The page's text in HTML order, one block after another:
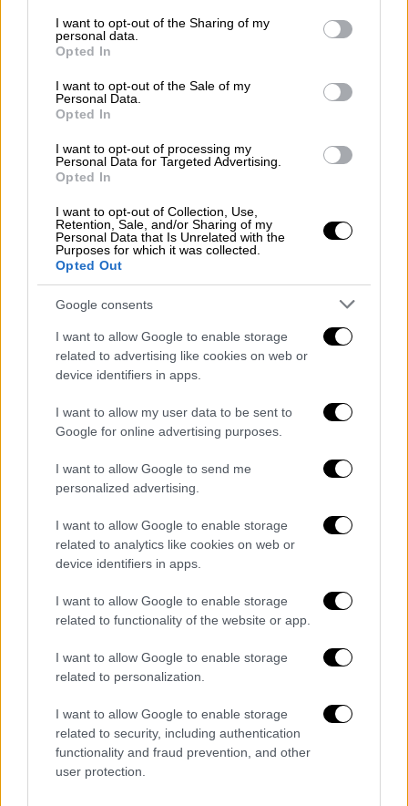
not limited to your visit or usage behaviour. You may click to
grant or deny consent to Google and its third-party tags to
use your data for below specified purposes in below Google
consent section.
I want to opt-out of the Sharing of my
personal data.
Opted In
I want to opt-out of the Sale of my
Personal Data.
Opted In
I want to opt-out of processing my
Personal Data for Targeted Advertising.
Opted In
I want to opt-out of Collection, Use,
Retention, Sale, and/or Sharing of my
Personal Data that Is Unrelated with the
Purposes for which it was collected.
Opted Out
Google consents
I want to allow Google to enable storage
related to advertising like cookies on web or
device identifiers in apps.
I want to allow my user data to be sent to
Google for online advertising purposes.
I want to allow Google to send me
personalized advertising.
I want to allow Google to enable storage
related to analytics like cookies on web or
device identifiers in apps.
I want to allow Google to enable storage
related to functionality of the website or app.
I want to allow Google to enable storage
related to personalization.
I want to allow Google to enable storage
related to security, including authentication
functionality and fraud prevention, and other
user protection.
θέση και να παλέψουμε για τη δεύτερη.
Πρέπει να πάμε όμως βήμα βήμα. Αν
προσπαθήσεις να βελτιωθείς άμεσα τότε
μπορείς να σκοντάψεις», είπε ο Ισπανός
τεχνικός κατά την καθιερωμένη συνέντευξη
στη Nova.
Ο Χιμένεθ δεν έδωσε μεγάλη σημασία στο
χθεσινό (14/2, 2-2) ματς του Ολυμπιακού με
την Ντινάμο Κιέβου. «Αυτό τώρα είναι
παρελθόν. Ο Ολυμπιακός πάντα είχε καλούς
παίκτες και έχει καλό προπονητή. Οπότε θα
είναι ένα δύσκολο παιχνίδι. Εμείς έχουμε τις
δικές μας αξίες και θα κάνουμε το καλύτερο
δυνατό για ένα θετικό αποτέλεσμα. Η ομάδα
πέρσι είχε ψυχή και δεν τα παρατούσε μέχρι
το τελευταίο δευτερόλεπτο. Για να έχεις
όμως αυτή την ψυχή πρέπει να έχεις πολύ
Πέρσι την είχαμε και φέτος πρέπει να
προσπαθήσουμε να την έχουμε και πάλι».
Ενθουσιώδης μετά την αλλαγή στην τεχνική
ηγεσία έδειξε και ο Λούκας Μπογέ. «Η
αποδυτήρια είναι πολύ καλό, ήταν πάντα
πολύ καλό. Το τελευταίο διάστημα είχαμε
καλά αποτελέσματα και είμαστε πολύ καλά.
Είναι αλήθεια ότι ο Χιμένεθ έχει μια πολύ
καλή επαφή. Είναι ένας προπονητής που
προσπαθεί να είναι σε επαφή με τον
ποδοσφαιριστή και να πάρει το καλύτερο
από τον καθένα. Δεν αφορά μόνο το γεγονός